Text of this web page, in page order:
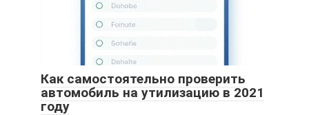
Как самостоятельно проверить
автомобиль на утилизацию в 2021
году